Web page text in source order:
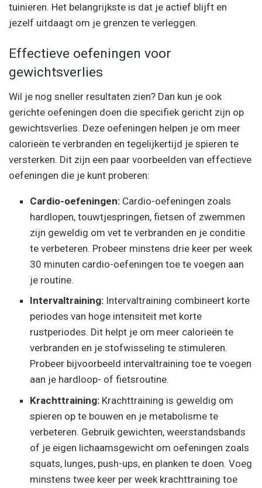
tuinieren. Het belangrijkste is dat je actief blijft en
jezelf uitdaagt om je grenzen te verleggen.
Effectieve oefeningen voor
gewichtsverlies
Wil je nog sneller resultaten zien? Dan kun je ook
gerichte oefeningen doen die specifiek gericht zijn op
gewichtsverlies. Deze oefeningen helpen je om meer
calorieën te verbranden en tegelijkertijd je spieren te
versterken. Dit zijn een paar voorbeelden van effectieve
oefeningen die je kunt proberen:
Cardio-oefeningen: Cardio-oefeningen zoals
hardlopen, touwtjespringen, fietsen of zwemmen
zijn geweldig om vet te verbranden en je conditie
te verbeteren. Probeer minstens drie keer per week
30 minuten cardio-oefeningen toe te voegen aan
je routine.
Intervaltraining: Intervaltraining combineert korte
periodes van hoge intensiteit met korte
rustperiodes. Dit helpt je om meer calorieën te
verbranden en je stofwisseling te stimuleren.
Probeer bijvoorbeeld intervaltraining toe te voegen
aan je hardloop- of fietsroutine.
Krachttraining: Krachttraining is geweldig om
spieren op te bouwen en je metabolisme te
verbeteren. Gebruik gewichten, weerstandsbands
of je eigen lichaamsgewicht om oefeningen zoals
squats, lunges, push-ups, en planken te doen. Voeg
minstens twee keer per week krachttraining toe